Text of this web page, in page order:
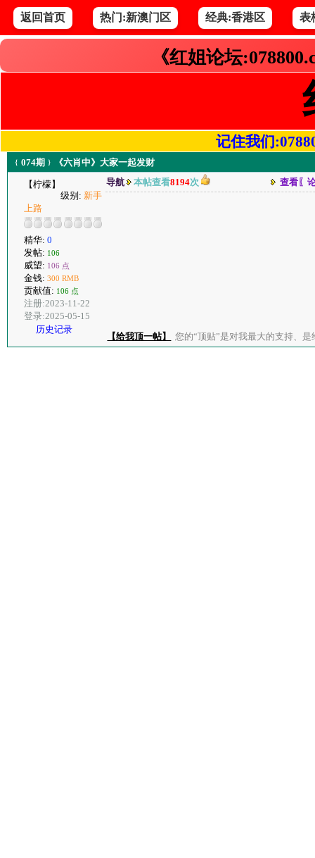
返回首页 热门:新澳门区 经典:香港区 表
《红姐论坛
记住我们
﹛074期﹜《六肖中》大家一起发财
【柠檬】
级别: 新手
上路
精华: 0
发帖: 106
威望: 106 点
金钱: 300 RMB
贡献值: 106 点
注册:2023-11-22
登录:2025-05-15
历史记录
导航 本帖查看8194次 查看〖
【给我顶一帖】 您的“顶贴”是对我最大的支持、